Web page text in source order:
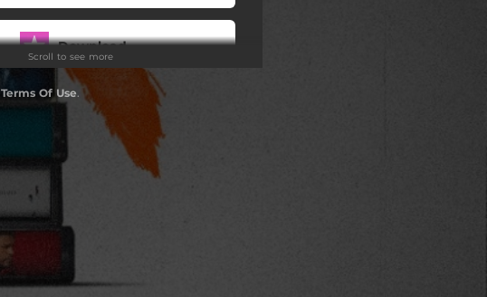
Download
Play
Scroll to see more
Terms Of Use.